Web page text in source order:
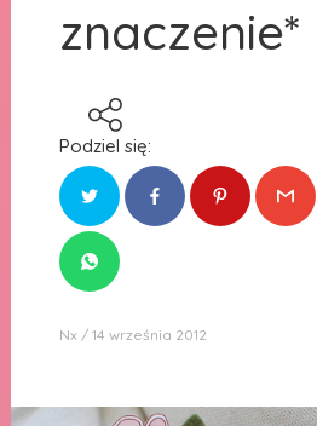
znaczenie*
Podziel się:
Nx 14 września 2012